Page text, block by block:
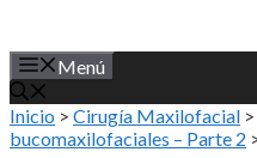
Menú
Inicio > Cirugía Maxilofacial >
bucomaxilofaciales – Parte 2